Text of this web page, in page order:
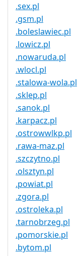
.sex.pl
.gsm.pl
.boleslawiec.pl
.lowicz.pl
.nowaruda.pl
.wlocl.pl
.stalowa-wola.pl
.sklep.pl
.sanok.pl
.karpacz.pl
.ostrowwlkp.pl
.rawa-maz.pl
.szczytno.pl
.olsztyn.pl
.powiat.pl
.zgora.pl
.ostroleka.pl
.tarnobrzeg.pl
.pomorskie.pl
.bytom.pl